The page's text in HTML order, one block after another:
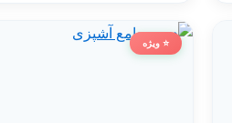
⭐ ویژه